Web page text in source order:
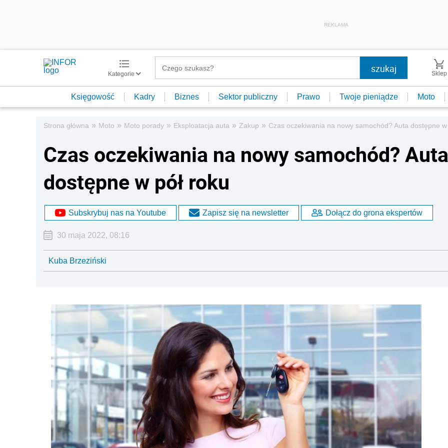
REKLAMA
Kategorie Sklep
Księgowość Kadry Biznes Sektor publiczny Prawo Twoje pieniądze Moto
Strona główna » Moto » Moto porady » Eksploatacja auta » Zakup » Czas oczekiwania na nowy samochód? Auta dostępne w
Czas oczekiwania na nowy samochód? Auta
dostępne w pół roku
Subskrybuj nas na Youtube Zapisz się na newsletter Dołącz do grona ekspertów
30 maja 2022, 08:16
Kuba Brzeziński